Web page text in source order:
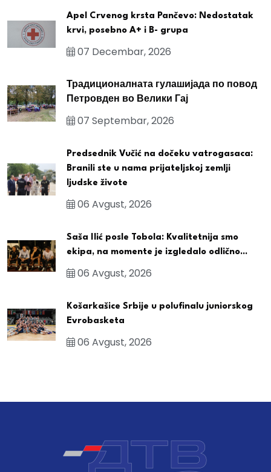
Apel Crvenog krsta Pančevo: Nedostatak
krvi, posebno A+ i B- grupa
07 Decembar, 2026
Традиционалната гулашијада по повод
Петровден во Велики Гај
07 Septembar, 2026
Predsednik Vučić na dočeku vatrogasaca:
Branili ste u nama prijateljskoj zemlji
ljudske živote
06 Avgust, 2026
Saša Ilić posle Tobola: Kvalitetnija smo
ekipa, na momente je izgledalo odlično...
06 Avgust, 2026
Košarkašice Srbije u polufinalu juniorskog
Evrobasketa
06 Avgust, 2026